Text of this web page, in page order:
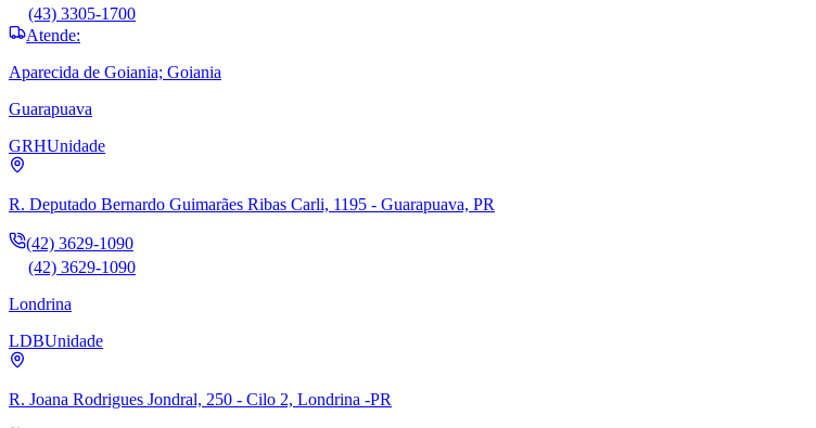
(43) 3305-1700
Atende:
Aparecida de Goiania; Goiania
Guarapuava
GRHUnidade
R. Deputado Bernardo Guimarães Ribas Carli, 1195 - Guarapuava, PR
(42) 3629-1090
(42) 3629-1090
Londrina
LDBUnidade
R. Joana Rodrigues Jondral, 250 - Cilo 2, Londrina -PR